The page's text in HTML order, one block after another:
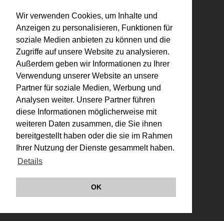
Wir verwenden Cookies, um Inhalte und
Anzeigen zu personalisieren, Funktionen für
soziale Medien anbieten zu können und die
Zugriffe auf unsere Website zu analysieren.
Außerdem geben wir Informationen zu Ihrer
Verwendung unserer Website an unsere
Partner für soziale Medien, Werbung und
Analysen weiter. Unsere Partner führen
diese Informationen möglicherweise mit
weiteren Daten zusammen, die Sie ihnen
bereitgestellt haben oder die sie im Rahmen
Ihrer Nutzung der Dienste gesammelt haben.
Details
OK
Datenschutz
Links